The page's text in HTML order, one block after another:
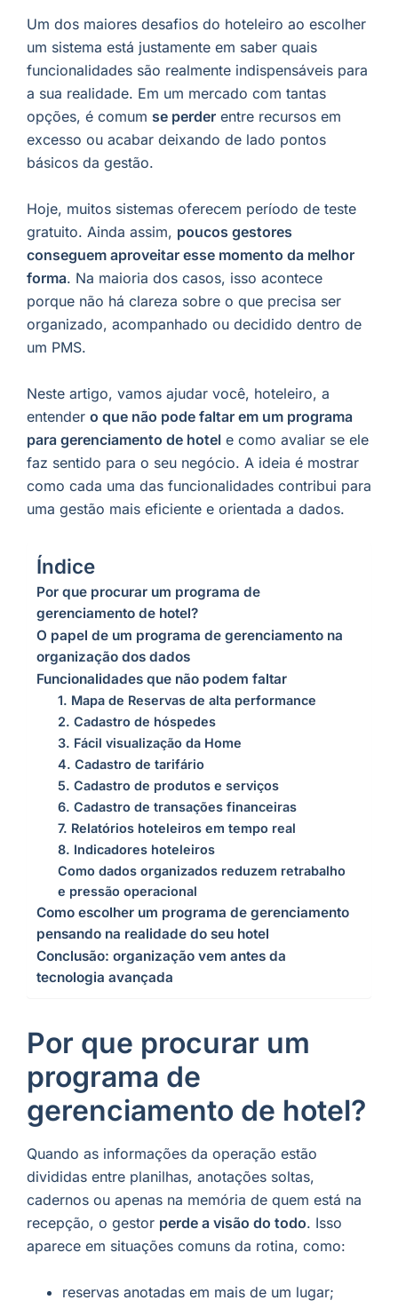
Um dos maiores desafios do hoteleiro ao escolher
um sistema está justamente em saber quais
funcionalidades são realmente indispensáveis para
a sua realidade. Em um mercado com tantas
opções, é comum se perder entre recursos em
excesso ou acabar deixando de lado pontos
básicos da gestão.
Hoje, muitos sistemas oferecem período de teste
gratuito. Ainda assim, poucos gestores
conseguem aproveitar esse momento da melhor
forma. Na maioria dos casos, isso acontece
porque não há clareza sobre o que precisa ser
organizado, acompanhado ou decidido dentro de
um PMS.
Neste artigo, vamos ajudar você, hoteleiro, a
entender o que não pode faltar em um programa
para gerenciamento de hotel e como avaliar se ele
faz sentido para o seu negócio. A ideia é mostrar
como cada uma das funcionalidades contribui para
uma gestão mais eficiente e orientada a dados.
Índice
Por que procurar um programa de
gerenciamento de hotel?
O papel de um programa de gerenciamento na
organização dos dados
Funcionalidades que não podem faltar
1. Mapa de Reservas de alta performance
2. Cadastro de hóspedes
3. Fácil visualização da Home
4. Cadastro de tarifário
5. Cadastro de produtos e serviços
6. Cadastro de transações financeiras
7. Relatórios hoteleiros em tempo real
8. Indicadores hoteleiros
Como dados organizados reduzem retrabalho
e pressão operacional
Como escolher um programa de gerenciamento
pensando na realidade do seu hotel
Conclusão: organização vem antes da
tecnologia avançada
Por que procurar um
programa de
gerenciamento de hotel?
Quando as informações da operação estão
divididas entre planilhas, anotações soltas,
cadernos ou apenas na memória de quem está na
recepção, o gestor perde a visão do todo. Isso
aparece em situações comuns da rotina, como:
reservas anotadas em mais de um lugar;